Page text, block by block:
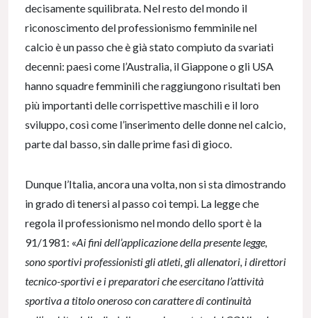
decisamente squilibrata. Nel resto del mondo il
riconoscimento del professionismo femminile nel
calcio è un passo che è già stato compiuto da svariati
decenni: paesi come l’Australia, il Giappone o gli USA
hanno squadre femminili che raggiungono risultati ben
più importanti delle corrispettive maschili e il loro
sviluppo, così come l’inserimento delle donne nel calcio,
parte dal basso, sin dalle prime fasi di gioco.
Dunque l’Italia, ancora una volta, non si sta dimostrando
in grado di tenersi al passo coi tempi. La legge che
regola il professionismo nel mondo dello sport è la
91/1981: «Ai fini dell’applicazione della presente legge,
sono sportivi professionisti gli atleti, gli allenatori, i direttori
tecnico-sportivi e i preparatori che esercitano l’attività
sportiva a titolo oneroso con carattere di continuità